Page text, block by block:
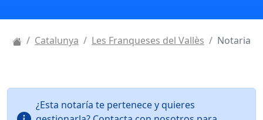
Catalunya Les Franqueses del Vallès Notaria
¿Esta notaría te pertenece y quieres